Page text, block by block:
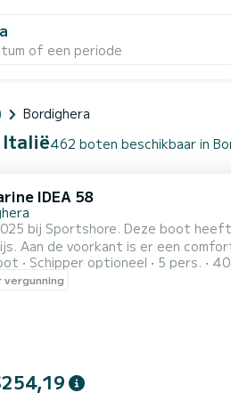
of een periode
Bordighera
Italië462 boten beschikbaar in
IDEA 58
bij Sportshore. Deze boot
zitplaats voor gasten,
stuurpositie met een aparte stoel. Aan boord vindt u een 360w stereo-
u te beschermen tijdens de warmste uren van de dag. Ideaal
Schipper optioneel 5 pers. 40
vergunning